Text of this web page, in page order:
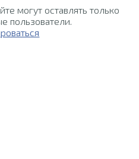
могут оставлять только
пользователи.